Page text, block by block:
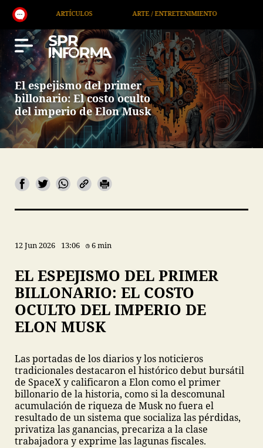
ARTÍCULOS ARTE / ENTRETENIMIENTO ECONOMÍA /
El espejismo del primer
billonario: El costo oculto
del imperio de Elon Musk
12 Jun 2026 13:06 6 min
EL ESPEJISMO DEL PRIMER
BILLONARIO: EL COSTO
OCULTO DEL IMPERIO DE
ELON MUSK
Las portadas de los diarios y los noticieros
tradicionales destacaron el histórico debut bursátil
de SpaceX y calificaron a Elon como el primer
billonario de la historia, como si la descomunal
acumulación de riqueza de Musk no fuera el
resultado de un sistema que socializa las pérdidas,
privatiza las ganancias, precariza a la clase
trabajadora y exprime las lagunas fiscales.